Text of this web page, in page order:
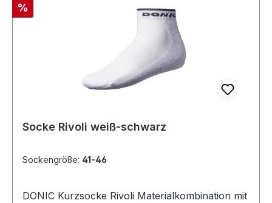
Rabatt
%
Socke Rivoli weiß-schwarz
Sockengröße: 41-46
DONIC Kurzsocke Rivoli Materialkombination mit